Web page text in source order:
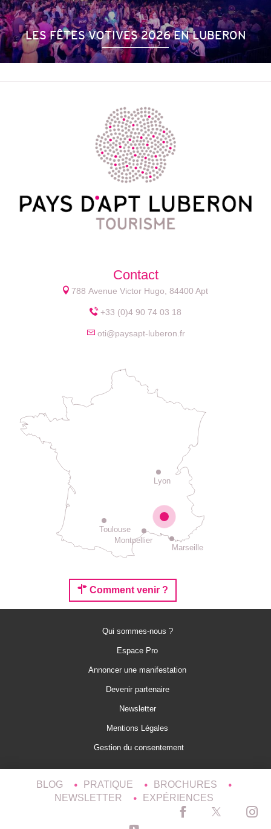
LES FÊTES VOTIVES 2026 EN LUBERON
Contact
788 Avenue Victor Hugo, 84400 Apt
+33 (0)4 90 74 03 18
oti@paysapt-luberon.fr
Lyon
Montpellier
Toulouse
Marseille
Comment venir ?
Qui sommes-nous ?
Espace Pro
Annoncer une manifestation
Devenir partenaire
Newsletter
Mentions Légales
Gestion du consentement
BLOG PRATIQUE
BROCHURES
NEWSLETTER
EXPÉRIENCES